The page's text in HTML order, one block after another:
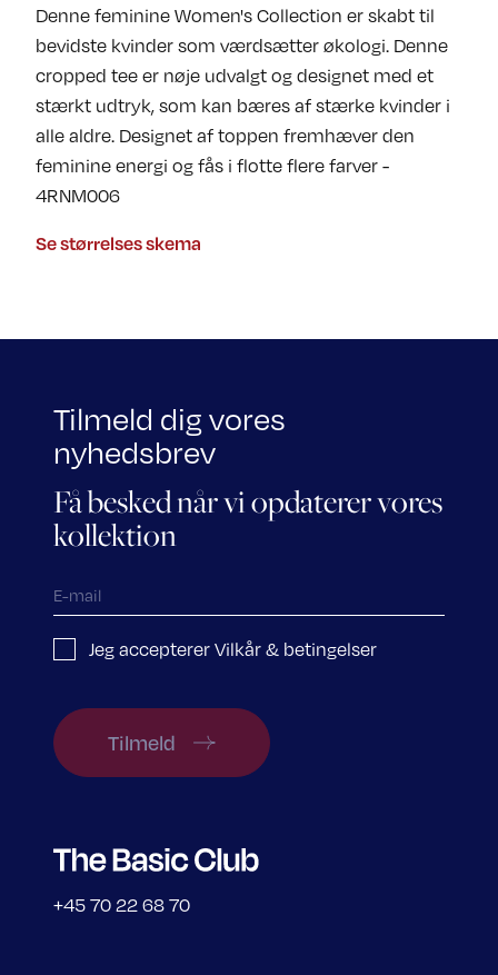
Denne feminine Women's Collection er skabt til
bevidste kvinder som værdsætter økologi. Denne
cropped tee er nøje udvalgt og designet med et
stærkt udtryk, som kan bæres af stærke kvinder i
alle aldre. Designet af toppen fremhæver den
feminine energi og fås i flotte flere farver -
4RNM006
Se størrelses skema
Tilmeld dig vores
nyhedsbrev
Få besked når vi opdaterer vores
kollektion
Jeg accepterer Vilkår & betingelser
Tilmeld
+45 70 22 68 70